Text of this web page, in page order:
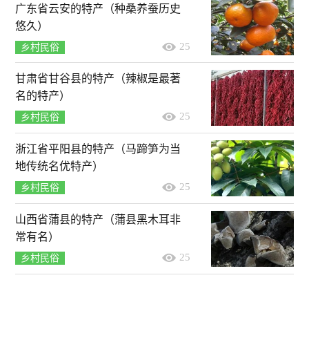
广东省云安的特产（种桑养蚕历史
悠久）
乡村民俗 25
甘肃省甘谷县的特产（辣椒是最著
名的特产）
乡村民俗 25
浙江省平阳县的特产（马蹄笋为当
地传统名优特产）
乡村民俗 25
山西省蒲县的特产（蒲县黑木耳非
常有名）
乡村民俗 25